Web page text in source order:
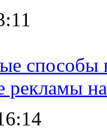
способы
рекламы